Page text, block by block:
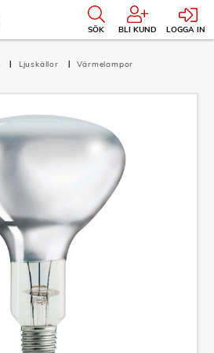
SÖK BLI KUND LOGGA IN
Ljuskällor Värmelampor